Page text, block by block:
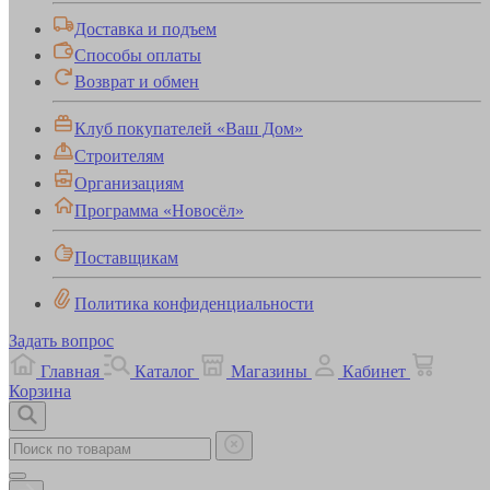
Доставка и подъем
Способы оплаты
Возврат и обмен
Клуб покупателей «Ваш Дом»
Строителям
Организациям
Программа «Новосёл»
Поставщикам
Политика конфиденциальности
Задать вопрос
Главная
Каталог Магазины
Кабинет
Корзина